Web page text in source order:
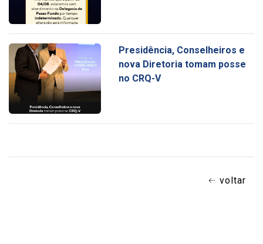
Presidência, Conselheiros e
nova Diretoria tomam posse
no CRQ-V
voltar